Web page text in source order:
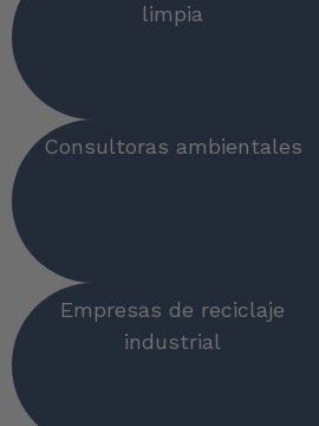
limpia
Consultoras ambientales
Empresas de reciclaje
industrial